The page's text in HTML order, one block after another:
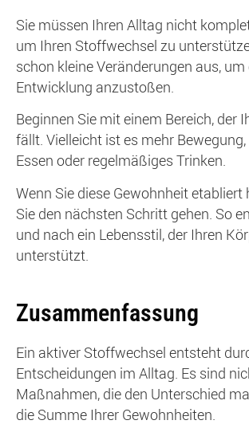
Sie müssen Ihren Alltag nicht
um Ihren Stoffwechsel zu
schon kleine Veränderungen aus,
Entwicklung anzustoßen.
Beginnen Sie mit einem Bereich, der
fällt. Vielleicht ist es mehr
Essen oder regelmäßiges Trinken.
Wenn Sie diese Gewohnheit etabliert
Sie den nächsten Schritt gehen. So
und nach ein Lebensstil, der Ihren
unterstützt.
Zusammenfassung
Ein aktiver Stoffwechsel entsteht
Entscheidungen im Alltag. Es sind
Maßnahmen, die den Unterschied
die Summe Ihrer Gewohnheiten.